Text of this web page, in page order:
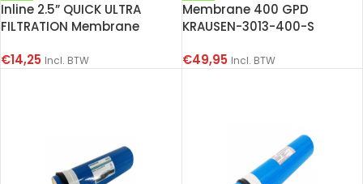
Inline 2.5” QUICK ULTRA
FILTRATION Membrane
€14,25 Incl. BTW
Membrane 400 GPD
KRAUSEN-3013-400-S
€49,95 Incl. BTW